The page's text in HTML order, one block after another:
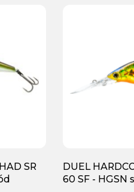
SR
DUEL
60 SF - HGSN